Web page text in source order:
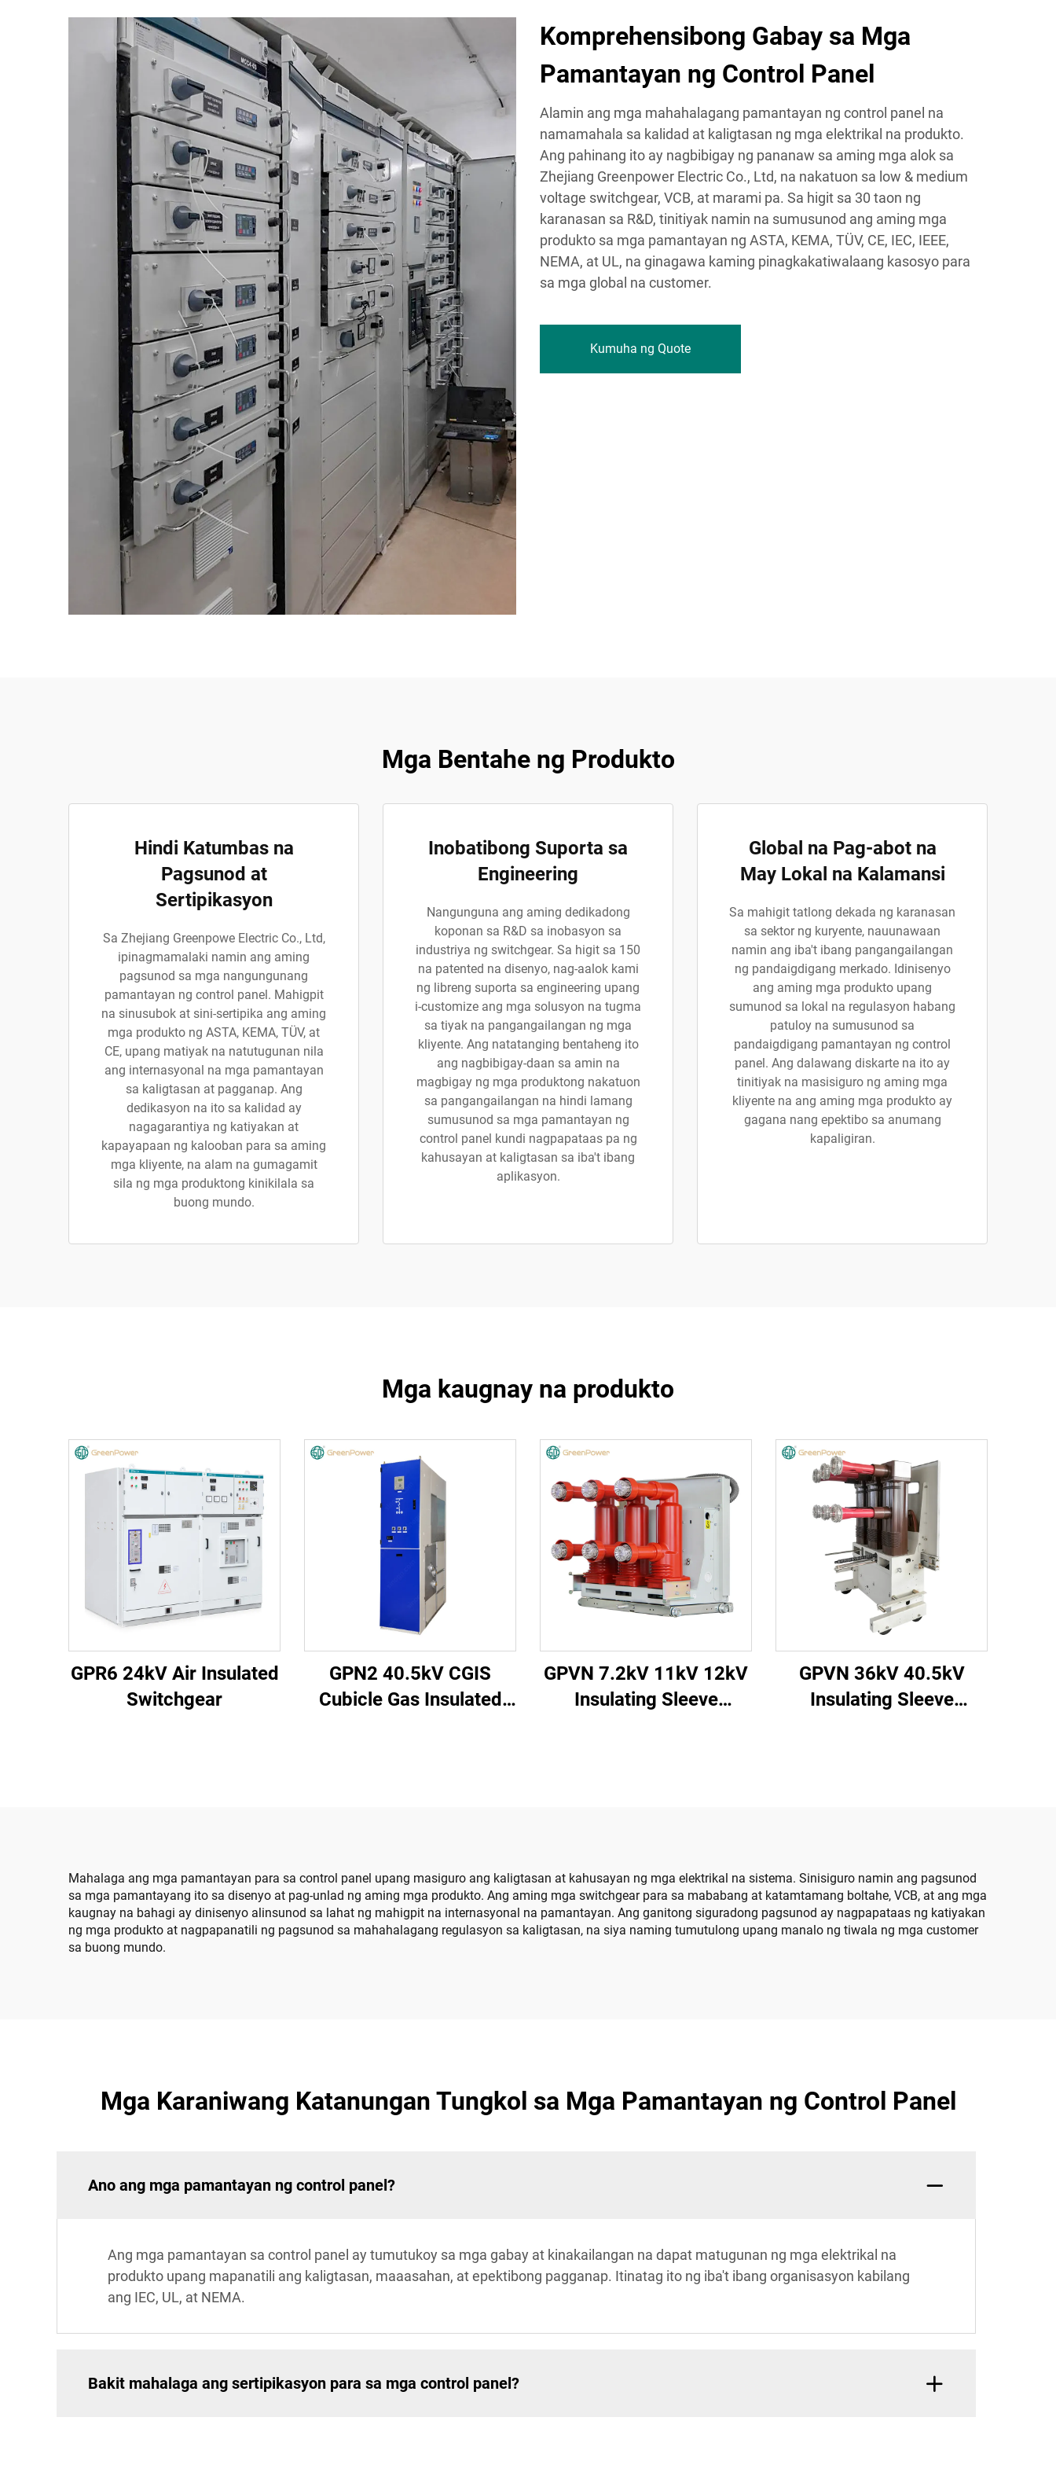
Komprehensibong Gabay sa Mga
Pamantayan ng Control Panel
Alamin ang mga mahahalagang pamantayan ng control panel na
namamahala sa kalidad at kaligtasan ng mga elektrikal na produkto.
Ang pahinang ito ay nagbibigay ng pananaw sa aming mga alok sa
Zhejiang Greenpower Electric Co., Ltd, na nakatuon sa low & medium
voltage switchgear, VCB, at marami pa. Sa higit sa 30 taon ng
karanasan sa R&D, tinitiyak namin na sumusunod ang aming mga
produkto sa mga pamantayan ng ASTA, KEMA, TÜV, CE, IEC, IEEE,
NEMA, at UL, na ginagawa kaming pinagkakatiwalaang kasosyo para
sa mga global na customer.
Kumuha ng Quote
Mga Bentahe ng Produkto
Hindi Katumbas na
Pagsunod at
Sertipikasyon
Sa Zhejiang Greenpowe Electric Co., Ltd,
ipinagmamalaki namin ang aming
pagsunod sa mga nangungunang
pamantayan ng control panel. Mahigpit
na sinusubok at sini-sertipika ang aming
mga produkto ng ASTA, KEMA, TÜV, at
CE, upang matiyak na natutugunan nila
ang internasyonal na mga pamantayan
sa kaligtasan at pagganap. Ang
dedikasyon na ito sa kalidad ay
nagagarantiya ng katiyakan at
kapayapaan ng kalooban para sa aming
mga kliyente, na alam na gumagamit
sila ng mga produktong kinikilala sa
buong mundo.
Inobatibong Suporta sa
Engineering
Nangunguna ang aming dedikadong
koponan sa R&D sa inobasyon sa
industriya ng switchgear. Sa higit sa 150
na patented na disenyo, nag-aalok kami
ng libreng suporta sa engineering upang
i-customize ang mga solusyon na tugma
sa tiyak na pangangailangan ng mga
kliyente. Ang natatanging bentaheng ito
ang nagbibigay-daan sa amin na
magbigay ng mga produktong nakatuon
sa pangangailangan na hindi lamang
sumusunod sa mga pamantayan ng
control panel kundi nagpapataas pa ng
kahusayan at kaligtasan sa iba't ibang
aplikasyon.
Global na Pag-abot na
May Lokal na Kalamansi
Sa mahigit tatlong dekada ng karanasan
sa sektor ng kuryente, nauunawaan
namin ang iba't ibang pangangailangan
ng pandaigdigang merkado. Idinisenyo
ang aming mga produkto upang
sumunod sa lokal na regulasyon habang
patuloy na sumusunod sa
pandaigdigang pamantayan ng control
panel. Ang dalawang diskarte na ito ay
tinitiyak na masisiguro ng aming mga
kliyente na ang aming mga produkto ay
gagana nang epektibo sa anumang
kapaligiran.
Mga kaugnay na produkto
GPR6 24kV Air Insulated
Switchgear
GPN2 40.5kV CGIS
Cubicle Gas Insulated
GPVN 7.2kV 11kV 12kV
Insulating Sleeve
GPVN 36kV 40.5kV
Insulating Sleeve
Mahalaga ang mga pamantayan para sa control panel upang masiguro ang kaligtasan at kahusayan ng mga elektrikal na sistema. Sinisiguro namin ang pagsunod
sa mga pamantayang ito sa disenyo at pag-unlad ng aming mga produkto. Ang aming mga switchgear para sa mababang at katamtamang boltahe, VCB, at ang mga
kaugnay na bahagi ay dinisenyo alinsunod sa lahat ng mahigpit na internasyonal na pamantayan. Ang ganitong siguradong pagsunod ay nagpapataas ng katiyakan
ng mga produkto at nagpapanatili ng pagsunod sa mahahalagang regulasyon sa kaligtasan, na siya naming tumutulong upang manalo ng tiwala ng mga customer
sa buong mundo.
Mga Karaniwang Katanungan Tungkol sa Mga Pamantayan ng Control Panel
Ano ang mga pamantayan ng control panel?
Ang mga pamantayan sa control panel ay tumutukoy sa mga gabay at kinakailangan na dapat matugunan ng mga elektrikal na
produkto upang mapanatili ang kaligtasan, maaasahan, at epektibong pagganap. Itinatag ito ng iba't ibang organisasyon kabilang
ang IEC, UL, at NEMA.
Bakit mahalaga ang sertipikasyon para sa mga control panel?